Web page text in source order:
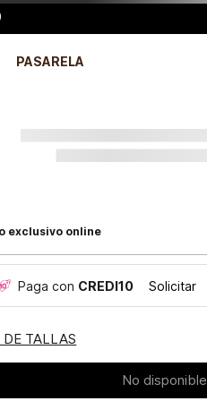
PASARELA
exclusivo online
Paga con CREDI10 Solicitar
DE TALLAS
No disponible